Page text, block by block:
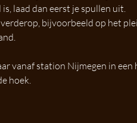
laad dan eerst je spullen uit.
bijvoorbeeld op het
vanaf station Nijmegen in een
hoek.